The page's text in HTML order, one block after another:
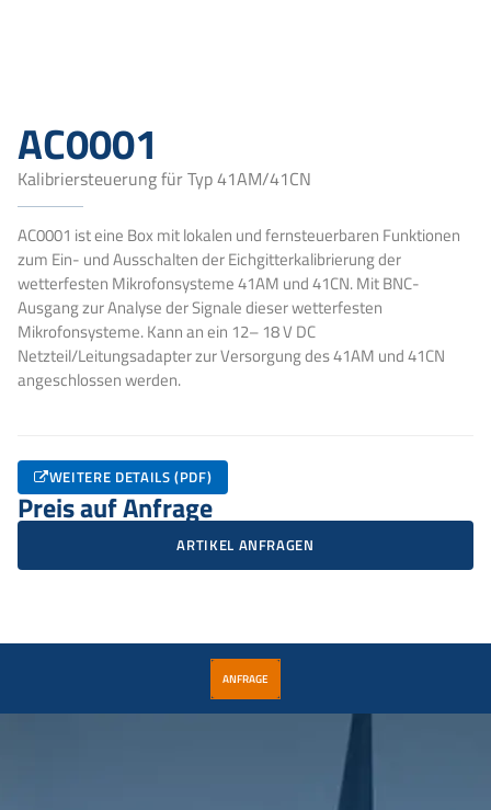
AC0001
Kalibriersteuerung für Typ 41AM/41CN
AC0001 ist eine Box mit lokalen und fernsteuerbaren Funktionen
zum Ein- und Ausschalten der Eichgitterkalibrierung der
wetterfesten Mikrofonsysteme 41AM und 41CN. Mit BNC-
Ausgang zur Analyse der Signale dieser wetterfesten
Mikrofonsysteme. Kann an ein 12– 18 V DC
Netzteil/Leitungsadapter zur Versorgung des 41AM und 41CN
angeschlossen werden.
WEITERE DETAILS (PDF)
Preis auf Anfrage
ARTIKEL ANFRAGEN
ANFRAGE